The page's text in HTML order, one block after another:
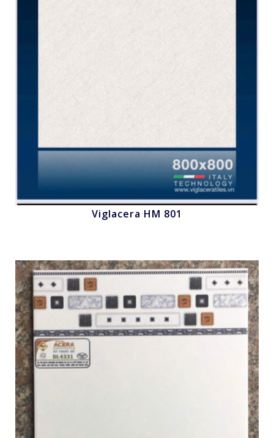
Nhấn để xem
Viglacera HM 801